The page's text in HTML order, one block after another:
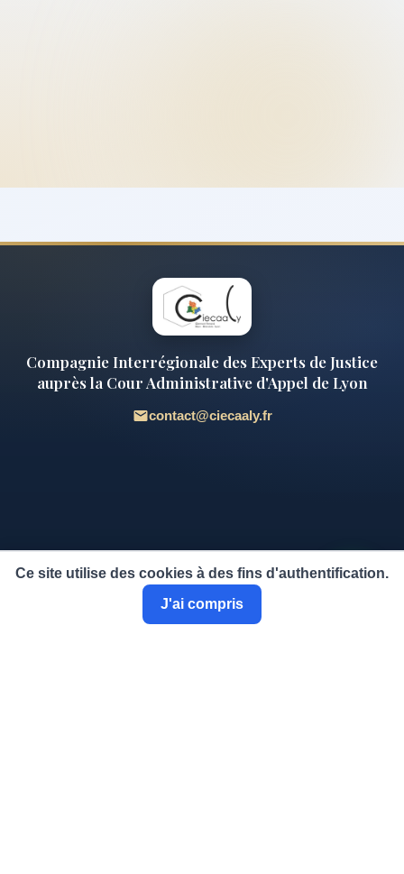
Compagnie Interrégionale des Experts de Justice
auprès la Cour Administrative d'Appel de Lyon
contact@ciecaaly.fr
Conformément au Règlement général sur la protection des données
(RGPD) et à la loi « Informatique et Libertés », les informations
Ce site utilise des cookies à des fins d'authentification.
J'ai compris